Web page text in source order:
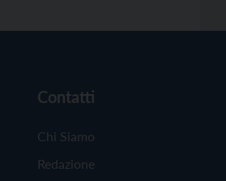
Contatti
Chi Siamo
Redazione